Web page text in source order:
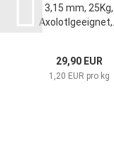
3,15 mm, 25Kg,
Axolotlgeeignet,...
29,90 EUR
1,20 EUR pro kg